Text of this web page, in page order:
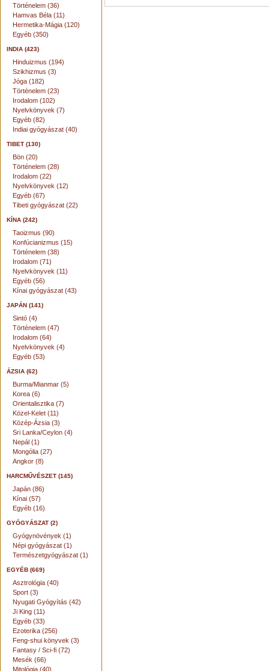
Történelem (36)
Hamvas Béla (11)
Hermetika-Mágia (120)
Egyéb (350)
INDIA (423)
Hinduizmus (194)
Szikhizmus (3)
Jóga (182)
Történelem (23)
Irodalom (102)
Nyelvkönyvek (7)
Egyéb (82)
Indiai gyógyászat (40)
TIBET (130)
Bön (20)
Történelem (28)
Irodalom (22)
Nyelvkönyvek (12)
Egyéb (67)
Tibeti gyógyászat (22)
KÍNA (242)
Taoizmus (90)
Konfúcianizmus (15)
Történelem (38)
Irodalom (71)
Nyelvkönyvek (11)
Egyéb (56)
Kínai gyógyászat (43)
JAPÁN (141)
Sintó (4)
Történelem (47)
Irodalom (64)
Nyelvkönyvek (4)
Egyéb (53)
ÁZSIA (62)
Burma/Mianmar (5)
Korea (6)
Orientalisztika (7)
Közel-Kelet (11)
Közép-Ázsia (3)
Sri Lanka/Ceylon (4)
Nepál (1)
Mongólia (27)
Angkor (8)
HARCMŰVÉSZET (145)
Japán (86)
Kínai (57)
Egyéb (16)
GYÓGYÁSZAT (2)
Gyógynövények (1)
Népi gyógyászat (1)
Természetgyógyászat (1)
EGYÉB (669)
Asztrológia (40)
Sport (3)
Nyugati Gyógyítás (42)
Ji King (11)
Egyéb (33)
Ezoterika (256)
Feng-shui könyvek (3)
Fantasy / Sci-fi (72)
Mesék (66)
Mitológia (40)